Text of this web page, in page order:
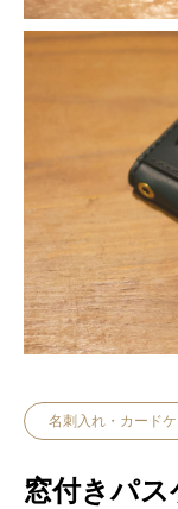
名刺入れ・カード
窓付きパス